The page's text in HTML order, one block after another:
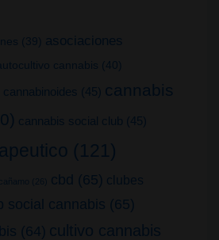
(39)
asociaciones
cannabis (40)
cannabinoides (45) cannabis
cannabis social club (45)
(121)
cañamo (26) cbd (65) clubes
social cannabis (65)
(64) cultivo cannabis